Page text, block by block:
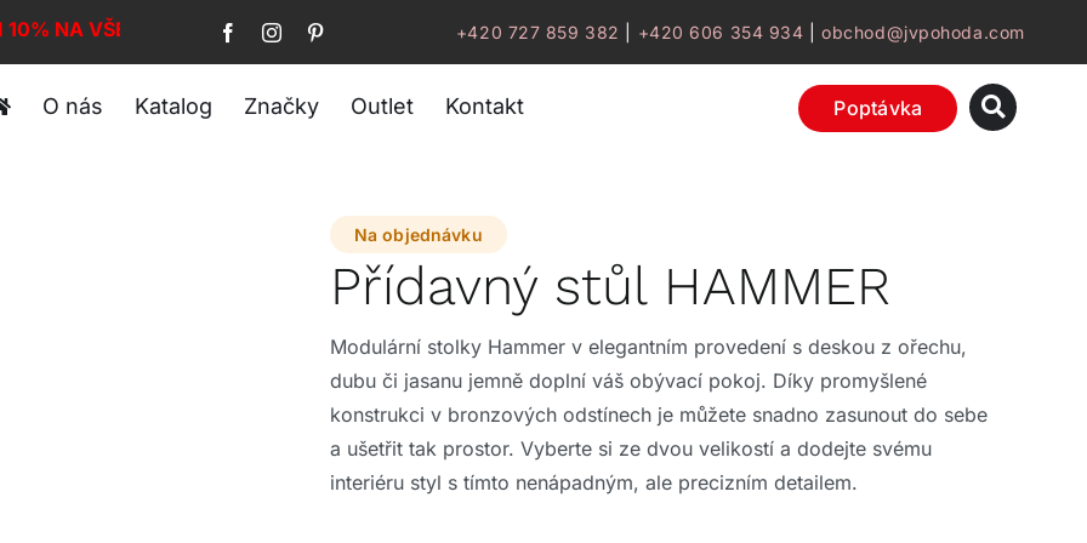
10% NA VŠE! +420 727 859 382 +420 606 354 934 |obchod@jvpohoda.com
O nás Katalog Značky Outlet Kontakt Poptávka
Na objednávku
Přídavný stůl HAMMER
Modulární stolky Hammer v elegantním provedení s deskou z ořechu,
dubu či jasanu jemně doplní váš obývací pokoj. Díky promyšlené
konstrukci v bronzových odstínech je můžete snadno zasunout do sebe
a ušetřit tak prostor. Vyberte si ze dvou velikostí a dodejte svému
interiéru styl s tímto nenápadným, ale precizním detailem.